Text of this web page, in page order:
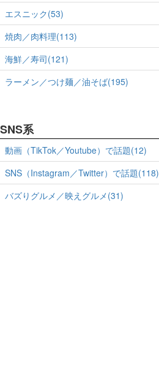
エスニック(53)
焼肉／肉料理(113)
海鮮／寿司(121)
ラーメン／つけ麺／油そば(195)
SNS系
動画（TikTok／Youtube）で話題(12)
SNS（Instagram／Twitter）で話題(118)
バズりグルメ／映えグルメ(31)